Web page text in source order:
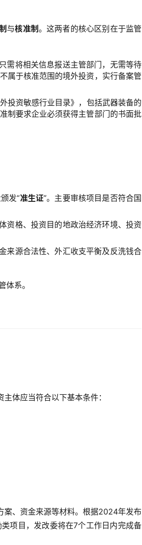
与核准制 。这两者的核心区别在于监管
需将相关信息报送主管部门，无需等待
属于核准范围的境外投资，实行备案管
投资敏感行业目录》，包括武器装备的
制要求企业必须获得主管部门的书面批
发“准生证”。主要审核项目是否符合国
资格、投资目的地政治经济环境、投资
来源合法性、外汇收支平衡及反洗钱合
系。
体应当符合以下基本条件：
案、资金来源等材料。根据2024年发布
项目，发改委将在7个工作日内完成备